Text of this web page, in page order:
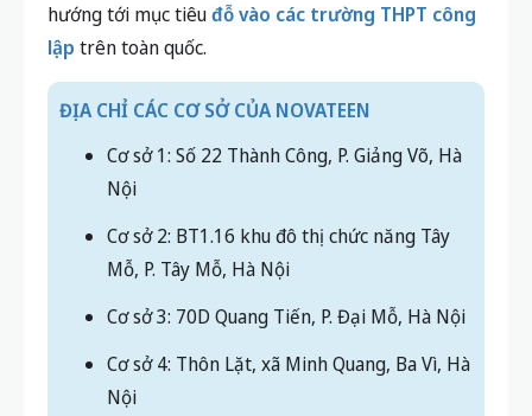
hướng tới mục tiêuđỗ vào các trường THPT công
lập trên toàn quốc.
ĐỊA CHỈ CÁC CƠ SỞ CỦA NOVATEEN
Cơ sở 1: Số 22 Thành Công, P. Giảng Võ, Hà
Nội
Cơ sở 2: BT1.16 khu đô thị chức năng Tây
Mỗ, P. Tây Mỗ, Hà Nội
Cơ sở 3: 70D Quang Tiến, P. Đại Mỗ, Hà Nội
Cơ sở 4: Thôn Lặt, xã Minh Quang, Ba Vì, Hà
Nội